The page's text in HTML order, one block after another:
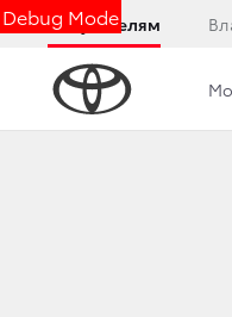
Debug Mode
Покупателям